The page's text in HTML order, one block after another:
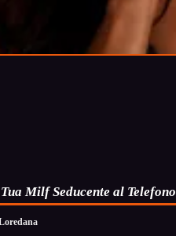
Milf Seducente al Telefono